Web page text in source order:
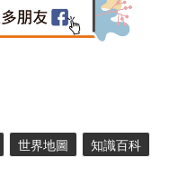
世界地圖 知識百科